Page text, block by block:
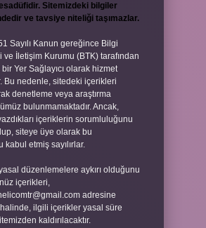
Sitemizdeki bilgiler
ve tavsiye niteliği taşımazlar.
Sayılı Kanun gereğince Bilgi
ve İletişim Kurumu (BTK) tarafından
Yer Sağlayıcı olarak hizmet
Bu nedenle, sitedeki içerikleri
denetleme veya araştırma
bulunmamaktadır. Ancak,
içeriklerin sorumluluğunu
siteye üye olarak bu
kabul etmiş sayılırlar.
düzenlemelere aykırı olduğunu
içerikleri,
adresine
ilgili içerikler yasal süre
kaldırılacaktır.